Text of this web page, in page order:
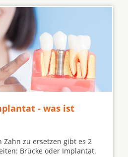
- was ist
Zahn zu ersetzen gibt es 2
Brücke oder Implantat.